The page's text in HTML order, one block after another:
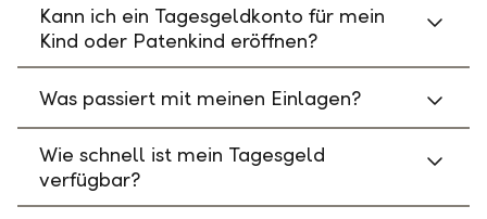
Kann ich ein Tagesgeldkonto für mein
Kind oder Patenkind eröffnen?
Was passiert mit meinen Einlagen?
Wie schnell ist mein Tagesgeld
verfügbar?